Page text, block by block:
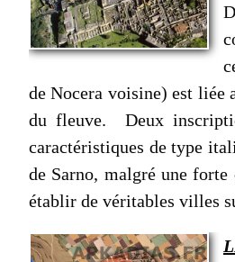
de Nocera voisine) est liée
du fleuve. Deux
caractéristiques de type
de Sarno, malgré une forte
établir de véritables villes